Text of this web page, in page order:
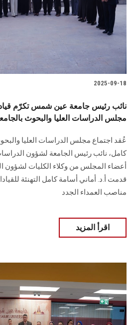
2025-09-18
نائب رئيس جامعة عين شمس تكرّم
مجلس الدراسات العليا والبحوث
عُقد اجتماع مجلس الدراسات العليا
كامل، نائب رئيس الجامعة لشؤون
أعضاء المجلس من وكلاء الكليات لشؤون
قدمت أ.د. أماني أسامة كامل التهنئة
مناصب العمداء الجدد
اقرأ المزيد